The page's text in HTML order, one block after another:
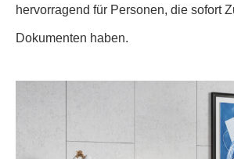
hervorragend für Personen, die sofort
Dokumenten haben.